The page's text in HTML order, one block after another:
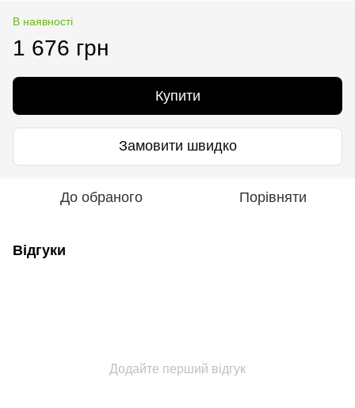
В наявності
1 676 грн
Купити
Замовити швидко
До обраного Порівняти
Відгуки
Додайте перший відгук